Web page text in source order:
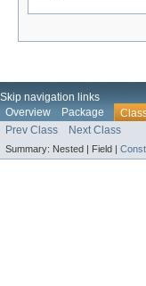
Skip navigation links
Overview
Package
Prev Class
Next Class
Summary: Nested | Field |